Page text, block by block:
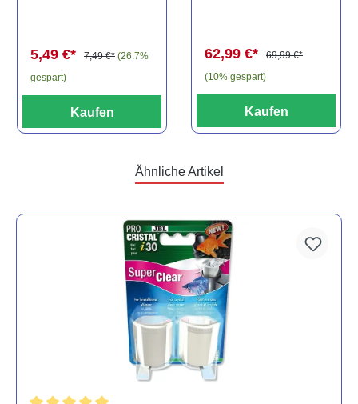
5,49 €* 7,49 €* (26.7%
gespart)
Kaufen
62,99 €*
69,99 €*
(10% gespart)
Kaufen
Ähnliche Artikel